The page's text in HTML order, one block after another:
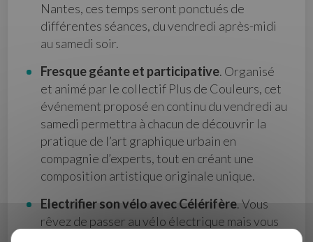
Nantes, ces temps seront ponctués de
différentes séances, du vendredi après-midi
au samedi soir.
Fresque géante et participative. Organisé
et animé par le collectif Plus de Couleurs, cet
événement proposé en continu du vendredi au
samedi permettra à chacun de découvrir la
pratique de l’art graphique urbain en
compagnie d’experts, tout en créant une
composition artistique originale unique.
Electrifier son vélo avec Célérifère. Vous
rêvez de passer au vélo électrique mais vous